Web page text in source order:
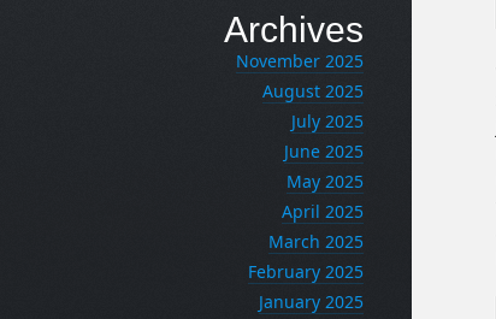
Archives
November 2025
August 2025
July 2025
June 2025
May 2025
April 2025
March 2025
February 2025
January 2025